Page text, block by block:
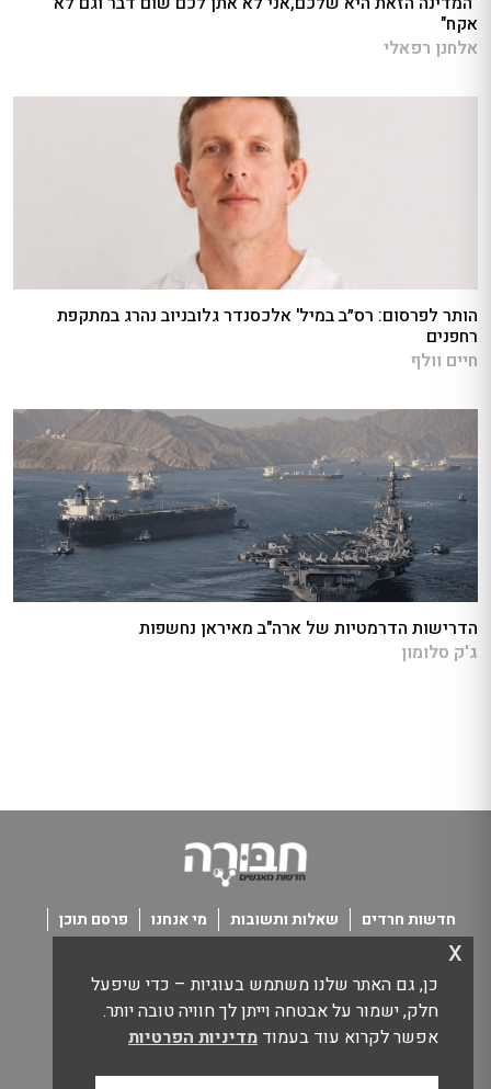
כן, גם האתר שלנו משתמש בעוגיות – כדי שיפעל
חלק, ישמור על אבטחה וייתן לך חוויה טובה יותר.
אפשר לקרוא עוד בעמוד מדיניות הפרטיות
x
אקח"
אלחנן רפאלי
הותר לפרסום: רס״ב במיל' אלכסנדר גלובניוב נהרג במתקפת
רחפנים
חיים וולף
הדרישות הדרמטיות של ארה"ב מאיראן נחשפות
ג'ק סלומון
חדשות חרדים שאלות ותשובות מי אנחנו
פרסם תוכן
כל הזכויות שמורות חבורה - חדשות מאנשים